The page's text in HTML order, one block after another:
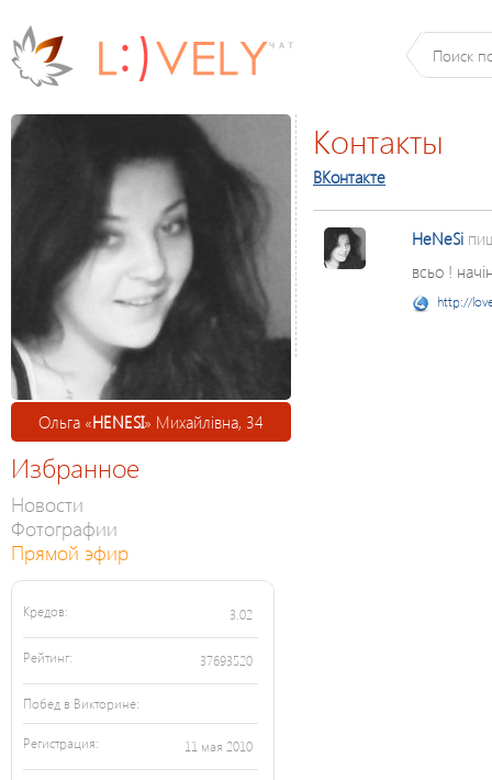
Ольга «HENESI» Михайлівна, 34
Избранное
Новости
Фотографии
Прямой эфир
Кредов: 3.02
Рейтинг: 37693520
Побед в Викторине:
Регистрация: 11 мая 2010
Контакты
ВКонтакте
HeNeSi
всьо !
http://